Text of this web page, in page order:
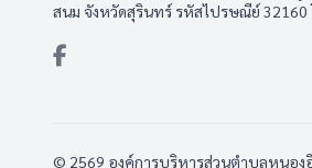
สนม จังหวัดสุรินทร์ รหัสไปรษณีย์ 32160
© 2569 องค์การบริหารส่วนตำบลหนอง